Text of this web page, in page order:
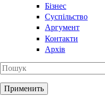
Бізнес
Суспільство
Аргумент
Контакти
Архів